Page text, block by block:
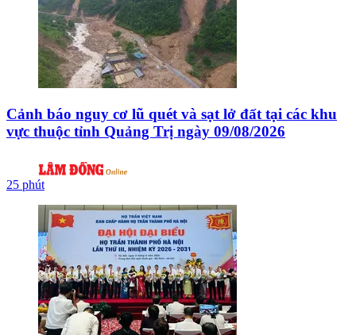
Cảnh báo nguy cơ lũ quét và sạt lở đất tại các khu
vực thuộc tỉnh Quảng Trị ngày 09/08/2026
25 phút